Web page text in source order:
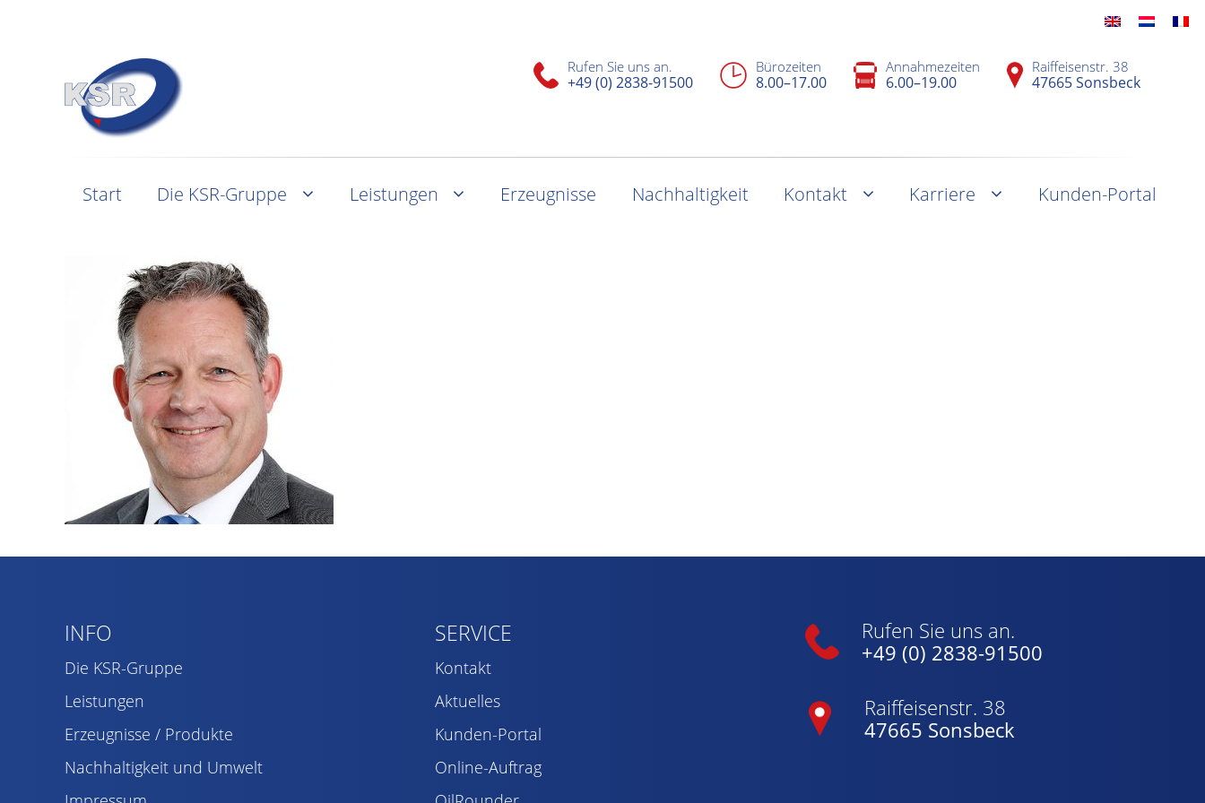
Rufen Sie uns an.
+49 (0) 2838-91500
Bürozeiten
8.00–17.00
Annahmezeiten
6.00–19.00
Raiffeisenstr. 38
47665 Sonsbeck
Start Die KSR-Gruppe Leistungen Erzeugnisse Nachhaltigkeit Kontakt Karriere Kunden-Portal
INFO
Die KSR-Gruppe
Leistungen
Erzeugnisse / Produkte
Nachhaltigkeit und Umwelt
SERVICE
Kontakt
Aktuelles
Kunden-Portal
Online-Auftrag
Rufen Sie uns an.
+49 (0) 2838-91500
Raiffeisenstr. 38
47665 Sonsbeck